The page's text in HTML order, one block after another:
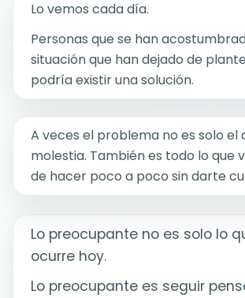
Lo vemos cada día.
Personas que se han
situación que han dejado de
podría existir una solución.
A veces el problema no es solo el
molestia. También es todo lo que
de hacer poco a poco sin darte
Lo preocupante no es solo lo
ocurre hoy.
Lo preocupante es seguir